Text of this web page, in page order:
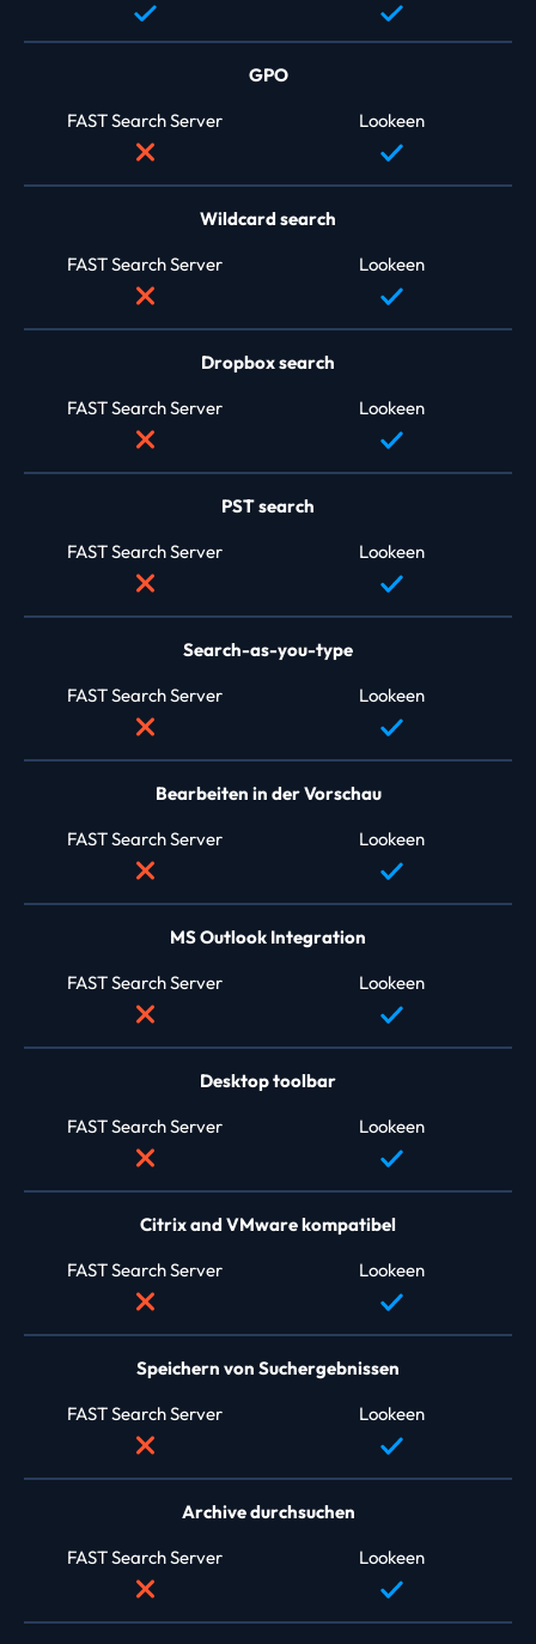
GPO
FAST Search Server
Lookeen
Wildcard search
FAST Search Server
Lookeen
Dropbox search
FAST Search Server
Lookeen
PST search
FAST Search Server
Lookeen
Search-as-you-type
FAST Search Server
Lookeen
Bearbeiten in der Vorschau
FAST Search Server
Lookeen
MS Outlook Integration
FAST Search Server
Lookeen
Desktop toolbar
FAST Search Server
Lookeen
Citrix and VMware kompatibel
FAST Search Server
Lookeen
Speichern von Suchergebnissen
FAST Search Server
Lookeen
Archive durchsuchen
FAST Search Server
Lookeen